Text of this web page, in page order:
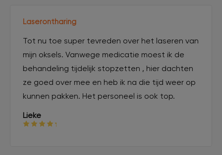
Laserontharing
Tot nu toe super tevreden over het laseren van
mijn oksels. Vanwege medicatie moest ik de
behandeling tijdelijk stopzetten , hier dachten
ze goed over mee en heb ik na die tijd weer op
kunnen pakken. Het personeel is ook top.
Lieke